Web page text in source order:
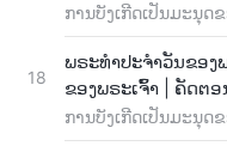
ການບັງເກີດເປັນມະນຸດ
18
ພຣະທຳປະຈຳວັນຂອງ
ຂອງພຣະເຈົ້າ | ຄັດຕອ
ການບັງເກີດເປັນມະນຸດ